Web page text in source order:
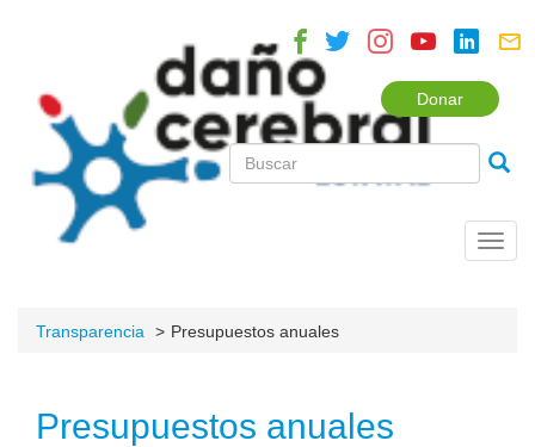
Donar
Transparencia Presupuestos anuales
Presupuestos anuales